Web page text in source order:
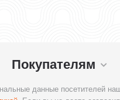
Покупателям
данные посетителей